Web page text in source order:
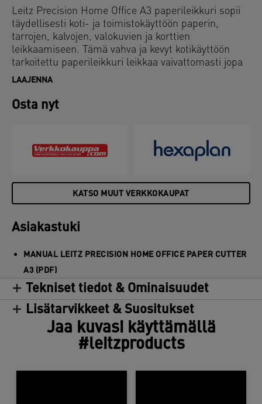
Leitz Precision Home Office A3 paperileikkuri sopii
täydellisesti koti- ja toimistokäyttöön paperin,
tarrojen, kalvojen, valokuvien ja korttien
leikkaamiseen. Tämä vahva ja kevyt kotikäyttöön
tarkoitettu paperileikkuri leikkaa vaivattomasti jopa
10 A3 arkkia (80 g/m²) nopeasti ja tarkasti. Sisältää
valaisee leikkuureunan parempaa näkyvyyttä ja
maksimaalista tarkkuutta varten. Selkeä,
paikallaan ja ergonominen kahva takaa mukavan ja
helpon leikkaamisen. Laminoidun työtason
Turvallinen terän suojus antaa täydellisen suojan ja
turvasalpa pitää terän lukittuna, kun sitä ei käytetä.
terä, tukeva työtaso ja laajennettu 3 vuoden takuu
LAAJENNA
Osta nyt
KATSO MUUT VERKKOKAUPAT
Asiakastuki
MANUAL LEITZ PRECISION HOME OFFICE PAPER CUTTER
A3 (PDF)
Tekniset tiedot & Ominaisuudet
Lisätarvikkeet & Suositukset
Jaa kuvasi käyttämällä
#leitzproducts